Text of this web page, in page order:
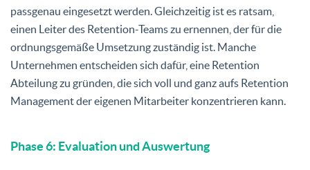
passgenau eingesetzt werden. Gleichzeitig ist es ratsam,
einen Leiter des Retention-Teams zu ernennen, der für die
ordnungsgemäße Umsetzung zuständig ist. Manche
Unternehmen entscheiden sich dafür, eine Retention
Abteilung zu gründen, die sich voll und ganz aufs Retention
Management der eigenen Mitarbeiter konzentrieren kann.
Phase 6: Evaluation und Auswertung